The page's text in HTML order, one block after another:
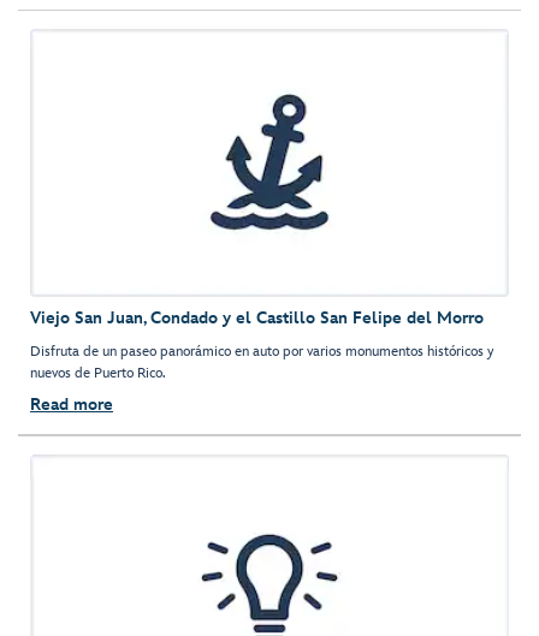
Viejo San Juan, Condado y el Castillo San Felipe del Morro
Disfruta de un paseo panorámico en auto por varios monumentos históricos y
nuevos de Puerto Rico.
Read more